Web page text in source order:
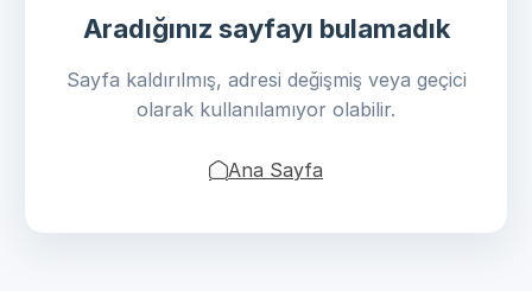
Aradığınız sayfayı bulamadık
Sayfa kaldırılmış, adresi değişmiş veya geçici
olarak kullanılamıyor olabilir.
Ana Sayfa